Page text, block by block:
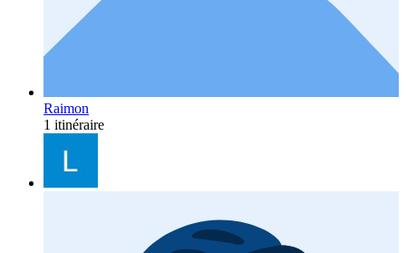
Raimon
1 itinéraire